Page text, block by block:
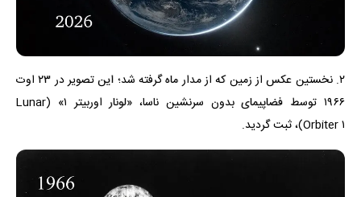
۲. نخستین عکس از زمین که از مدار ماه گرفته شد؛ این تصویر در ۲۳ اوت
۱۹۶۶ توسط فضاپیمای بدون سرنشین ناسا، «لونار اوربیتر ۱» (Lunar
Orbiter ۱)، ثبت گردید.